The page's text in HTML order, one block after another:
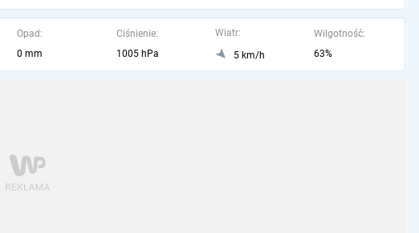
Opad:
0 mm
Ciśnienie:
1005 hPa
Wiatr:
5 km/h
Wilgotność:
63%